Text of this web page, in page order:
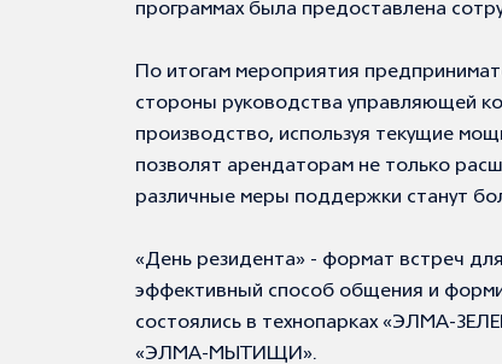
программах была предоставлена
По итогам мероприятия
стороны руководства управляющей
производство, используя текущие
позволят арендаторам не только
различные меры поддержки станут
«День резидента» - формат встреч
эффективный способ общения и
состоялись в технопарках «ЭЛМА-
«ЭЛМА-МЫТИЩИ».